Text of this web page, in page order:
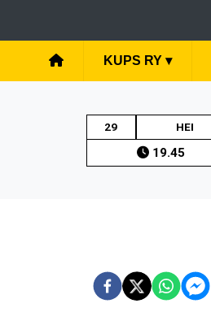
KUPS RY ▾
29 HEI
19.45